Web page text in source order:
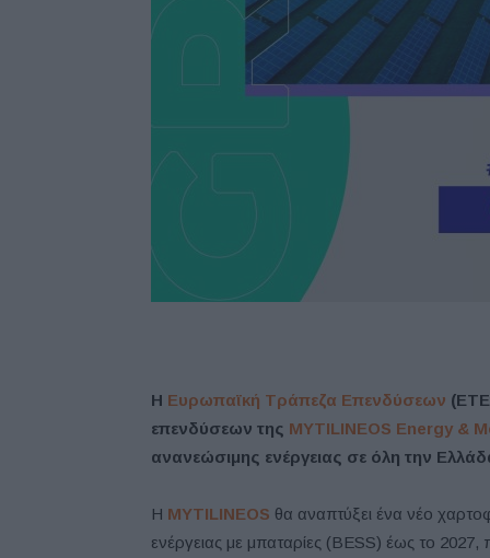
Η Ευρωπαϊκή Τράπεζα Επενδύσεων
επενδύσεων της MYTILINEOS Energy &
ανανεώσιμης ενέργειας σε όλη την
Η MYTILINEOS θα αναπτύξει ένα νέο
ενέργειας με μπαταρίες (BESS) έως το